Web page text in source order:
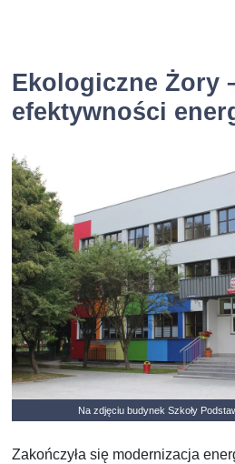
Ekologiczne Żory
efektywności
Na zdjęciu budynek Szkoły
Zakończyła się modernizacja